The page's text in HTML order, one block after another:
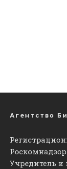
Агентство
Учредитель и